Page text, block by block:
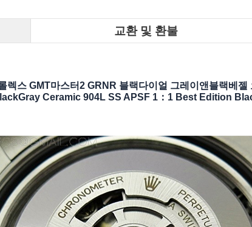
교환 및 환불
렉스 GMT마스터2 GRNR 블랙다이얼 그레이앤블랙베젤
Ceramic 904L SS APSF 1：1 Best Edition